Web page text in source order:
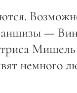
—
Мишель
немного